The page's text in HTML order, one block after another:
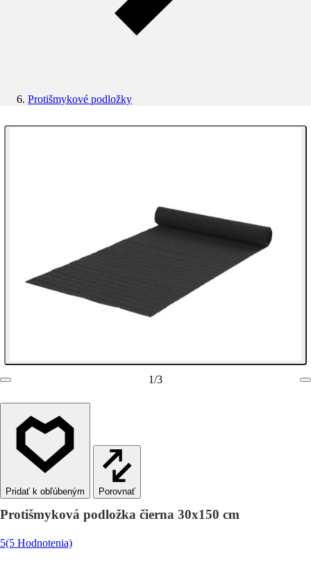
Protišmykové podložky
1/3
Porovnať
Protišmyková podložka čierna 30x150 cm
5(5 Hodnotenia)